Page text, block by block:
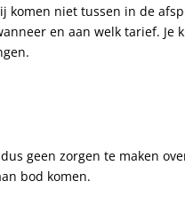
komen niet tussen in de
en aan welk tarief.
geen zorgen te maken
bod komen.